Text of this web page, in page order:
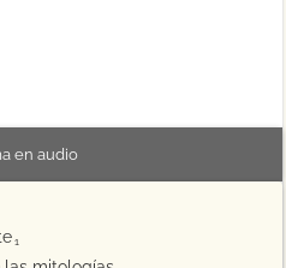
en audio
1